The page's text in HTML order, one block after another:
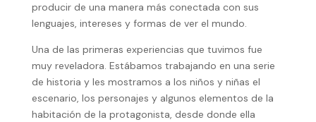
producir de una manera más conectada con sus
lenguajes, intereses y formas de ver el mundo.
Una de las primeras experiencias que tuvimos fue
muy reveladora. Estábamos trabajando en una serie
de historia y les mostramos a los niños y niñas el
escenario, los personajes y algunos elementos de la
habitación de la protagonista, desde donde ella